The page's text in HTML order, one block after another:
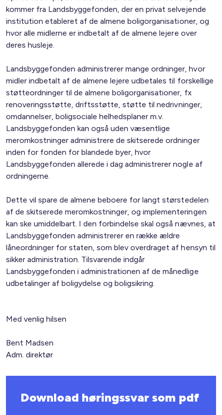
kommer fra Landsbyggefonden, der en privat selvejende
institution etableret af de almene boligorganisationer, og
hvor alle midlerne er indbetalt af de almene lejere over
deres husleje.
Landsbyggefonden administrerer mange ordninger, hvor
midler indbetalt af de almene lejere udbetales til forskellige
støtteordninger til de almene boligorganisationer, fx
renoveringsstøtte, driftsstøtte, støtte til nedrivninger,
omdannelser, boligsociale helhedsplaner m.v.
Landsbyggefonden kan også uden væsentlige
meromkostninger administrere de skitserede ordninger
inden for fonden for blandede byer, hvor
Landsbyggefonden allerede i dag administrerer nogle af
ordningerne.
Dette vil spare de almene beboere for langt størstedelen
af de skitserede meromkostninger, og implementeringen
kan ske umiddelbart. I den forbindelse skal også nævnes, at
Landsbyggefonden administrerer en række ældre
låneordninger for staten, som blev overdraget af hensyn til
sikker administration. Tilsvarende indgår
Landsbyggefonden i administrationen af de månedlige
udbetalinger af boligydelse og boligsikring.
Med venlig hilsen
Bent Madsen
Adm. direktør
Download høringssvar som pdf